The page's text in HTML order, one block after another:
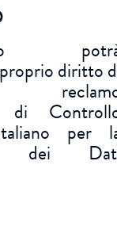
diritto
di
per
dei